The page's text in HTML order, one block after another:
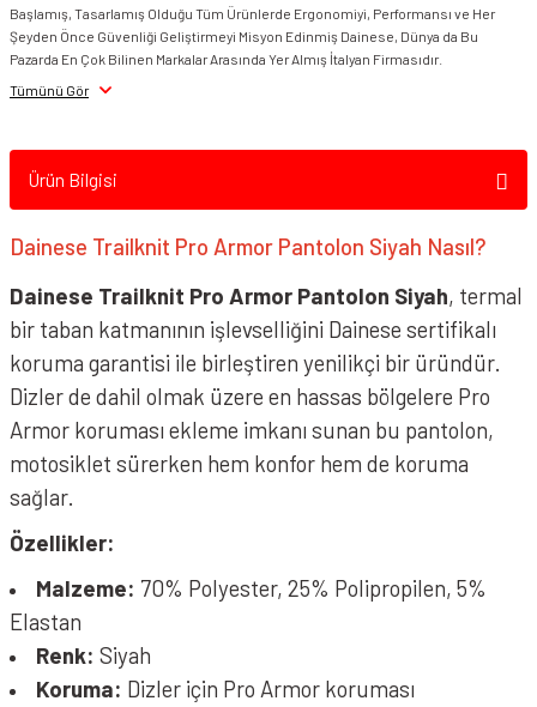
Başlamış, Tasarlamış Olduğu Tüm Ürünlerde Ergonomiyi, Performansı ve Her
Şeyden Önce Güvenliği Geliştirmeyi Misyon Edinmiş Dainese, Dünya da Bu
Pazarda En Çok Bilinen Markalar Arasında Yer Almış İtalyan Firmasıdır.
Tümünü Gör
Ürün Bilgisi
Dainese Trailknit Pro Armor Pantolon Siyah Nasıl?
Dainese Trailknit Pro Armor Pantolon Siyah, termal
bir taban katmanının işlevselliğini Dainese sertifikalı
koruma garantisi ile birleştiren yenilikçi bir üründür.
Dizler de dahil olmak üzere en hassas bölgelere Pro
Armor koruması ekleme imkanı sunan bu pantolon,
motosiklet sürerken hem konfor hem de koruma
sağlar.
Özellikler:
Malzeme: 70% Polyester, 25% Polipropilen, 5%
Elastan
Renk: Siyah
Koruma: Dizler için Pro Armor koruması